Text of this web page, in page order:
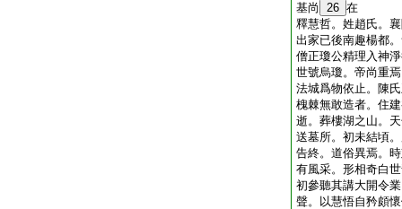
基尚 26 在
釋慧哲。姓趙氏。
出家已後南趣楊都
僧正瓊公精理入神
世號烏瓊。帝尚重
法城爲物依止。陳
槐棘無敢造者。住
逝。葬樓湖之山。
送墓所。初未結頃
告終。道俗異焉。
有風采。形相奇白
初參聽其講大開令
聲。以慧悟自矜頗